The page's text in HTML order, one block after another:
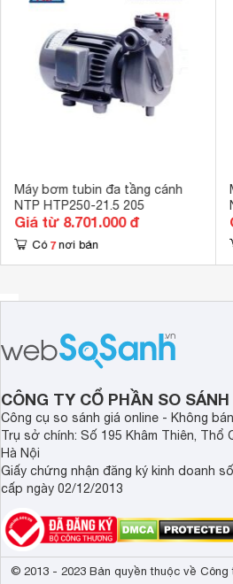
Máy bơm tubin đa tầng cánh
NTP HTP250-21.5 205
Giá từ 8.701.000 đ
Có 7 nơi bán
CÔNG TY CỔ PHẦN SO
Công cụ so sánh giá online - Không
Trụ sở chính: Số 195 Khâm Thiên, Thổ
Hà Nội
Giấy chứng nhận đăng ký kinh doanh
cấp ngày 02/12/2013
© 2013 - 2023 Bản quyền thuộc về Công